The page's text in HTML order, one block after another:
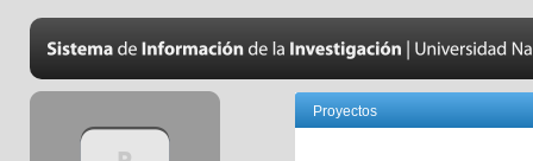
Proyectos